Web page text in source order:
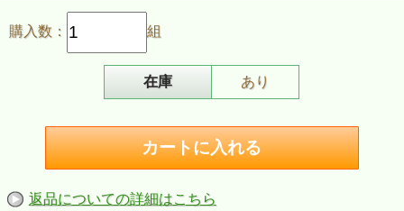
商品名:「みんなで歌おう！歌声喫茶（CD5枚組）」
商品番号:NKCD7421~7425
購入数： 組
在庫 あり
返品についての詳細はこちら